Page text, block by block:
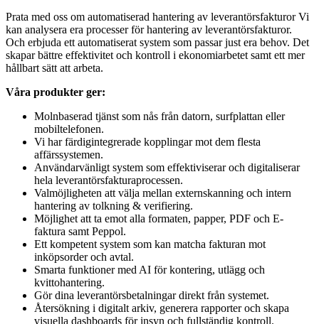
Prata med oss om automatiserad hantering av leverantörs­fakturor Vi
kan analysera era processer för hantering av leverantörsfakturor.
Och erbjuda ett automatiserat system som passar just era behov. Det
skapar bättre effektivitet och kontroll i ekonomiarbetet samt ett mer
hållbart sätt att arbeta.
Våra produkter ger:
Molnbaserad tjänst som nås från datorn, surfplattan eller
mobiltelefonen.
Vi har färdigintegrerade kopplingar mot dem flesta
affärssystemen.
Användarvänligt system som effektiviserar och digitaliserar
hela leverantörsfakturaprocessen.
Valmöjligheten att välja mellan externskanning och intern
hantering av tolkning & verifiering.
Möjlighet att ta emot alla formaten, papper, PDF och E-
faktura samt Peppol.
Ett kompetent system som kan matcha fakturan mot
inköpsorder och avtal.
Smarta funktioner med AI för kontering, utlägg och
kvittohantering.
Gör dina leverantörsbetalningar direkt från systemet.
Återsökning i digitalt arkiv, generera rapporter och skapa
visuella dashboards för insyn och fullständig kontroll.